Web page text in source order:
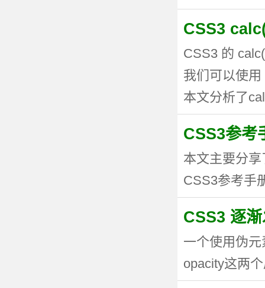
CSS3
CSS3 的
我们可以使
本文分析了
CSS3参考
本文主要分
CSS3参考手
CSS3 逐
一个使用伪
opacity这两